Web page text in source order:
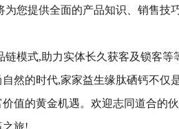
为您提供全面的产品知识、销售技
链模式,助力实体长久获客及锁客等
然的时代,家家益生缘肽硒钙不仅
值的黄金机遇。欢迎志同道合的
之旅!